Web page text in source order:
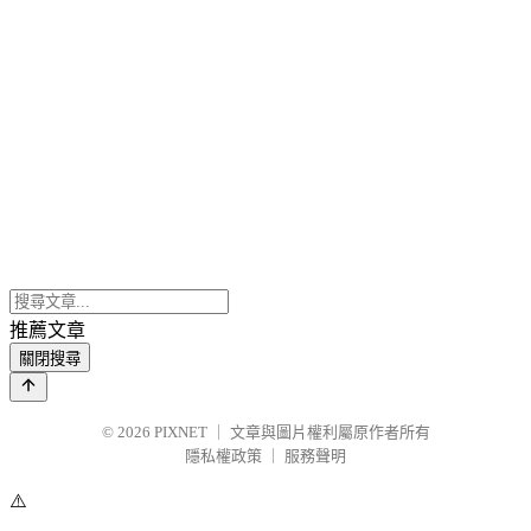
推薦文章
關閉搜尋
© 2026 PIXNET
文章與圖片權利屬原作者所有
隱私權政策
服務聲明
⚠️